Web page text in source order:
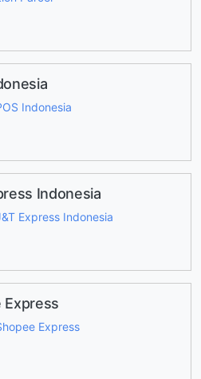
Indonesia
Indonesia
Express Indonesia
Express
Express